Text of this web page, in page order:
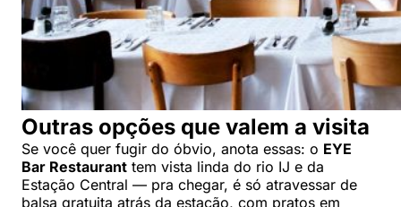
Outras opções que valem a visita
Se você quer fugir do óbvio, anota essas: o EYE
Bar Restaurant tem vista linda do rio IJ e da
Estação Central — pra chegar, é só atravessar de
balsa gratuita atrás da estação, com pratos em